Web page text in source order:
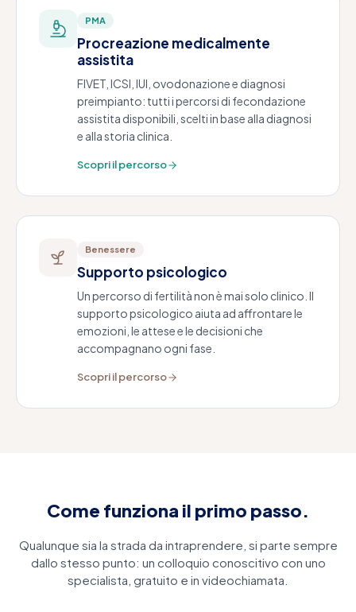
PMA
Procreazione medicalmente
assistita
FIVET, ICSI, IUI, ovodonazione e diagnosi
preimpianto: tutti i percorsi di fecondazione
assistita disponibili, scelti in base alla diagnosi
e alla storia clinica.
Scopri il percorso
Benessere
Supporto psicologico
Un percorso di fertilità non è mai solo clinico. Il
supporto psicologico aiuta ad affrontare le
emozioni, le attese e le decisioni che
accompagnano ogni fase.
Scopri il percorso
Come funziona il primo passo.
Qualunque sia la strada da intraprendere, si parte sempre
dallo stesso punto: un colloquio conoscitivo con uno
specialista, gratuito e in videochiamata.